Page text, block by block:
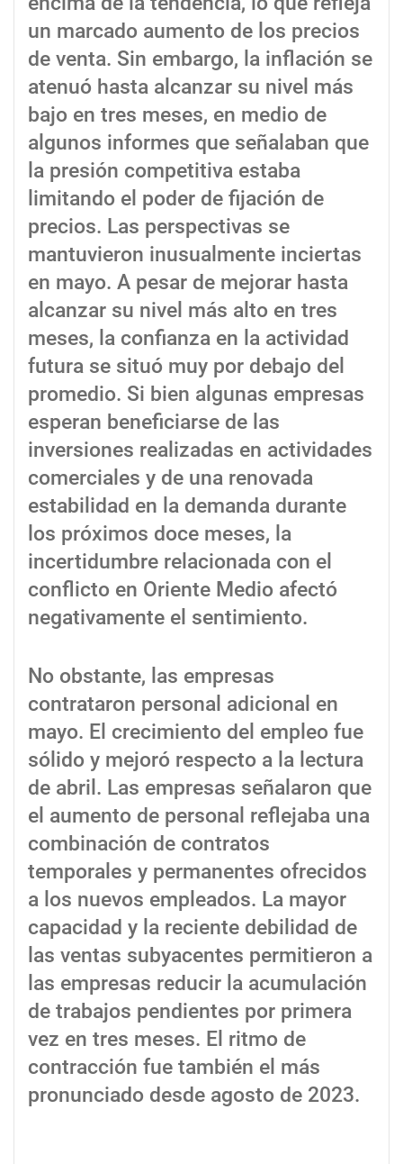
un marcado aumento de los precios
de venta. Sin embargo, la inflación se
atenuó hasta alcanzar su nivel más
bajo en tres meses, en medio de
algunos informes que señalaban que
la presión competitiva estaba
limitando el poder de fijación de
precios. Las perspectivas se
mantuvieron inusualmente inciertas
en mayo. A pesar de mejorar hasta
alcanzar su nivel más alto en tres
meses, la confianza en la actividad
futura se situó muy por debajo del
promedio. Si bien algunas empresas
esperan beneficiarse de las
inversiones realizadas en actividades
comerciales y de una renovada
estabilidad en la demanda durante
los próximos doce meses, la
incertidumbre relacionada con el
conflicto en Oriente Medio afectó
negativamente el sentimiento.
No obstante, las empresas
contrataron personal adicional en
mayo. El crecimiento del empleo fue
sólido y mejoró respecto a la lectura
de abril. Las empresas señalaron que
el aumento de personal reflejaba una
combinación de contratos
temporales y permanentes ofrecidos
a los nuevos empleados. La mayor
capacidad y la reciente debilidad de
las ventas subyacentes permitieron a
las empresas reducir la acumulación
de trabajos pendientes por primera
vez en tres meses. El ritmo de
contracción fue también el más
pronunciado desde agosto de 2023.